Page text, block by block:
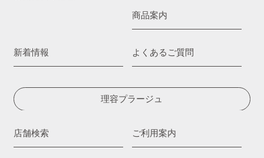
商品案内
新着情報 よくあるご質問
理容プラージュ
店舗検索 ご利用案内